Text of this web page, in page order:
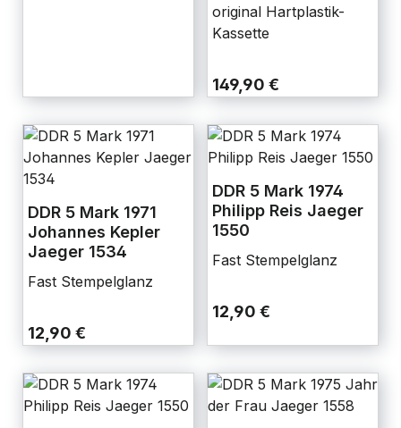
original Hartplastik-
Kassette
149,90 €
DDR 5 Mark 1971
Johannes Kepler
Jaeger 1534
Fast Stempelglanz
12,90 €
DDR 5 Mark 1974
Philipp Reis Jaeger
1550
Fast Stempelglanz
12,90 €